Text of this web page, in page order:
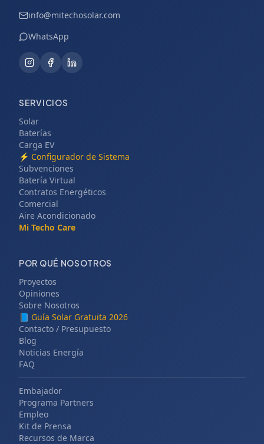
info@mitechosolar.com
WhatsApp
SERVICIOS
Solar
Baterías
Carga EV
⚡ Configurador de Sistema
Subvenciones
Batería Virtual
Contratos Energéticos
Comercial
Aire Acondicionado
Mi Techo Care
POR QUÉ NOSOTROS
Proyectos
Opiniones
Sobre Nosotros
📘 Guía Solar Gratuita 2026
Contacto / Presupuesto
Blog
Noticias Energía
FAQ
Embajador
Programa Partners
Empleo
Kit de Prensa
Recursos de Marca